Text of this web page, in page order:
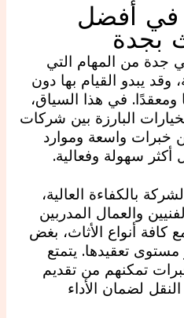
في أفضل
بجدة
جدة من المهام التي
يبدو القيام بها دون
في هذا السياق،
البارزة بين شركات
خبرات واسعة وموارد
أكثر سهولة وفعالية.
بالكفاءة العالية،
والعمال المدربين
كافة أنواع الأثاث، بغض
تعقيدها. يتمتع
تمكنهم من تقديم
لضمان الأداء